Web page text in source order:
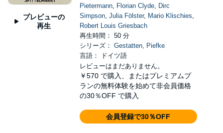
プレビューの
再生
Pietermann, Florian Clyde, Dirc
Simpson, Julia Fölster, Mario Klischies,
Robert Louis Griesbach
再生時間： 50 分
シリーズ： Gestatten, Piefke
言語： ドイツ語
レビューはまだありません。
￥570 で購入、またはプレミアムプ
ランの無料体験を始めて非会員価格
の30％OFF で購入
会員登録で30％OFF